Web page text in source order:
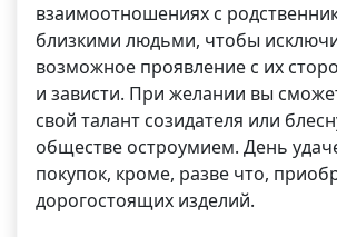
взаимоотношениях с
близкими людьми, чтобы
возможное проявление с их
и зависти. При желании вы
свой талант созидателя или
обществе остроумием. День
покупок, кроме, разве что,
дорогостоящих изделий.